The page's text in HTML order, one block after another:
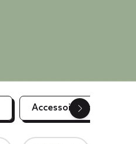
Accessoires de fêtes